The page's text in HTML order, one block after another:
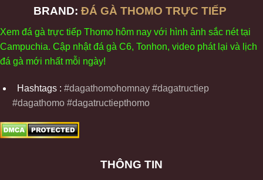
BRAND: ĐÁ GÀ THOMO TRỰC TIẾP
Xem đá gà trực tiếp Thomo hôm nay với hình ảnh sắc néttại
Campuchia. Cập nhậtđá gà C6, Tonhon, video phátl ại và ịch
đá gà mới nhất mỗi ngày!
Hashtags : #dagathomohomnay #dagatructiep
#dagathomo #dagatructiepthomo
THÔNG TIN